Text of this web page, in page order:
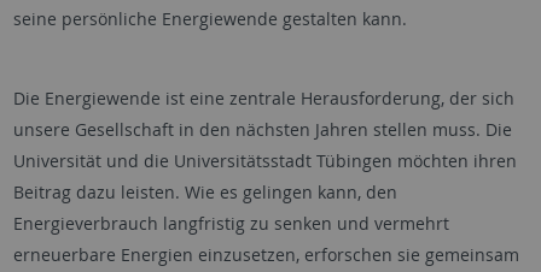
seine persönliche Energiewende gestalten kann.
Die Energiewende ist eine zentrale Herausforderung, der sich
unsere Gesellschaft in den nächsten Jahren stellen muss. Die
Universität und die Universitätsstadt Tübingen möchten ihren
Beitrag dazu leisten. Wie es gelingen kann, den
Energieverbrauch langfristig zu senken und vermehrt
erneuerbare Energien einzusetzen, erforschen sie gemeinsam